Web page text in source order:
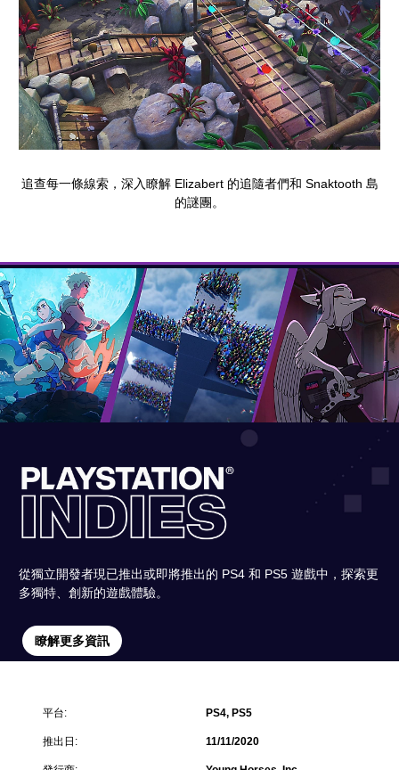
追查每一條線索，深入瞭解 Elizabert 的追隨者們和 Snaktooth 島
的謎團。
從獨立開發者現已推出或即將推出的 PS4 和 PS5 遊戲中，探索更
多獨特、創新的遊戲體驗。
瞭解更多資訊
平台: PS4, PS5
推出日: 11/11/2020